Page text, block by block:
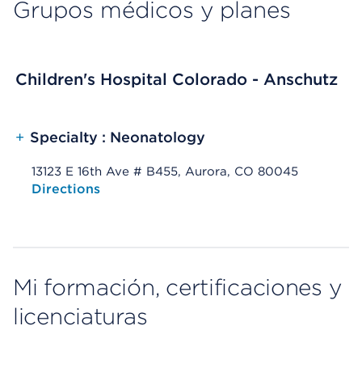
Grupos médicos y planes
Children's Hospital Colorado - Anschutz
+ Specialty : Neonatology
13123 E 16th Ave # B455, Aurora, CO 80045
Opens native map application on mobile devices
Directions
Mi formación, certificaciones y
licenciaturas